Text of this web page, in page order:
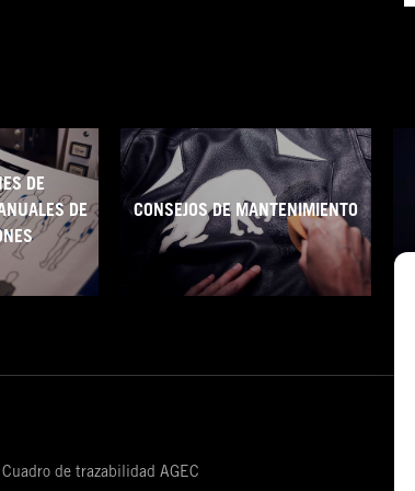
DE
DE
CONSEJOS DE MANTENIMIENTO
Cuadro de trazabilidad AGEC